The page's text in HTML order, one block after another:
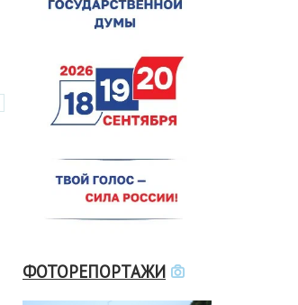
ФОТОРЕПОРТАЖИ